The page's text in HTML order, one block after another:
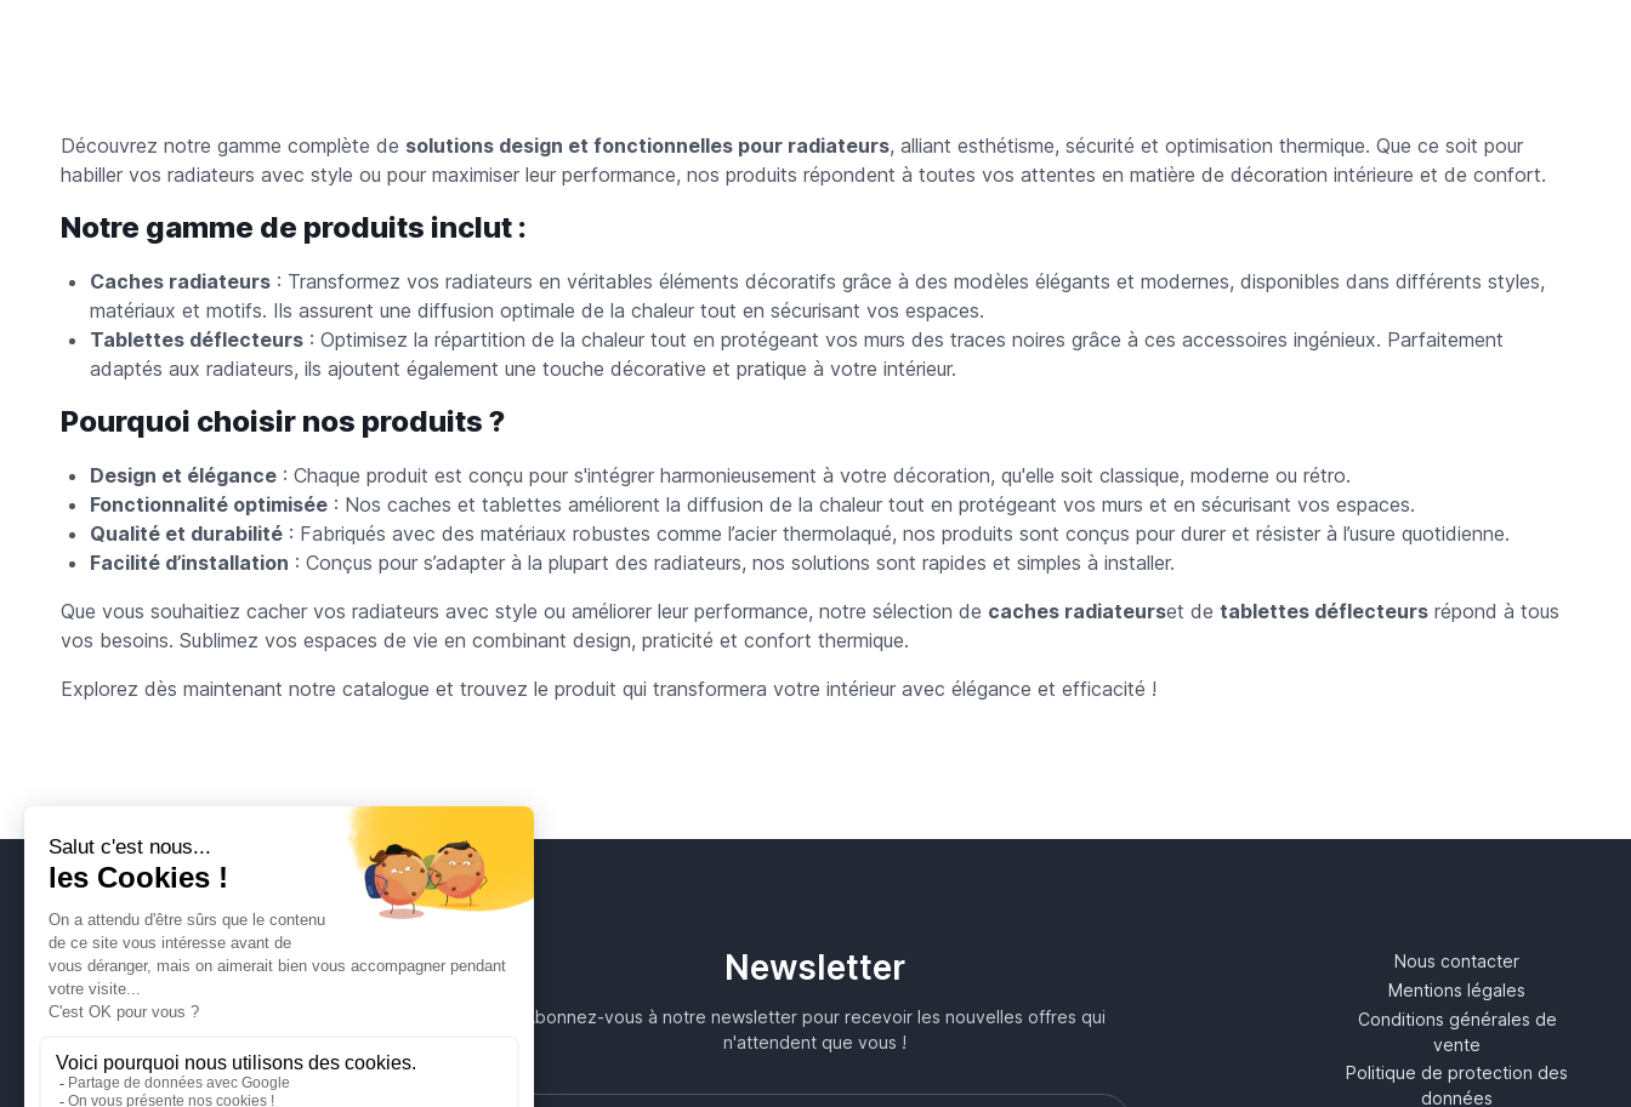
Découvrez notre gamme complète de solutions design et fonctionnelles pour radiateurs, alliant esthétisme, sécurité et optimisation thermique. Que ce soit pour
habiller vos radiateurs avec style ou pour maximiser leur performance, nos produits répondent à toutes vos attentes en matière de décoration intérieure et de confort.
Notre gamme de produits inclut :
Caches radiateurs: Transformez vos radiateurs en véritables éléments décoratifs grâce à des modèles élégants et modernes, disponibles dans différents styles,
matériaux et motifs. Ils assurent une diffusion optimale de la chaleur tout en sécurisant vos espaces.
Tablettes déflecteurs: Optimisez la répartition de la chaleur tout en protégeant vos murs des traces noires grâce à ces accessoires ingénieux. Parfaitement
adaptés aux radiateurs, ils ajoutent également une touche décorative et pratique à votre intérieur.
Pourquoi choisir nos produits ?
Design et élégance: Chaque produit est conçu pour s'intégrer harmonieusement à votre décoration, qu'elle soit classique, moderne ou rétro.
Fonctionnalité optimisée: Nos caches et tablettes améliorent la diffusion de la chaleur tout en protégeant vos murs et en sécurisant vos espaces.
Qualité et durabilité: Fabriqués avec des matériaux robustes comme l’acier thermolaqué, nos produits sont conçus pour durer et résister à l’usure quotidienne.
Facilité d’installation : Conçus pour s’adapter à la plupart des radiateurs, nos solutions sont rapides et simples à installer.
Que vous souhaitiez cacher vos radiateurs avec style ou améliorer leur performance, notre sélection de caches radiateurset de tablettes déflecteursrépond à tous
vos besoins. Sublimez vos espaces de vie en combinant design, praticité et confort thermique.
Explorez dès maintenant notre catalogue et trouvez le produit qui transformera votre intérieur avec élégance et efficacité !
Caches Radiateur
Grilles aération
Tablettes
Newsletter
Abonnez-vous à notre newsletter pour recevoir les nouvelles offres qui
n'attendent que vous !
Nous contacter
Mentions légales
Conditions générales de
vente
Politique de protection des
données